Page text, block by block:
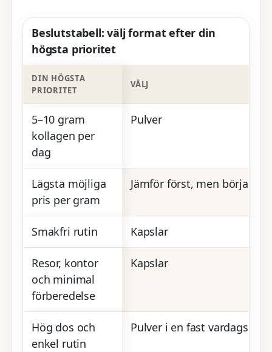
Beslutstabell: välj format efter din
högsta prioritet
DIN HÖGSTA
PRIORITET
VÄLJ
5–10 gram
kollagen per
dag
Pulver
Lägsta möjliga
pris per gram
Jämför först, men börja
Smakfri rutin Kapslar
Resor, kontor
och minimal
förberedelse
Kapslar
Hög dos och
enkel rutin
Pulver i en fast vardagsrutin